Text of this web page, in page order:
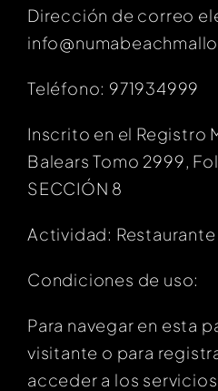
Dirección de correo
Teléfono: 971934999
Inscrito en el Registro
Balears Tomo 2999,
SECCIÓN 8
Actividad: Restaurante
Condiciones de uso:
Para navegar en esta
visitante o para
acceder a los